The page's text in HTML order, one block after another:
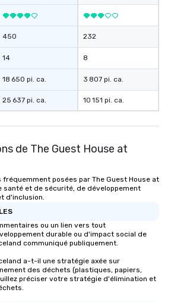
450
14
18 650 pi. ca.
25 637 pi. ca.
232
8
3 807 pi. ca.
10 151 pi. ca.
de The Guest House at
posées par The Guest House at
santé et de sécurité, de développement
d'inclusion.
ou un lien vers tout
durable ou d'impact social de
communiqué publiquement.
a-t-il une stratégie axée sur
des déchets (plastiques, papiers,
préciser votre stratégie d'élimination et